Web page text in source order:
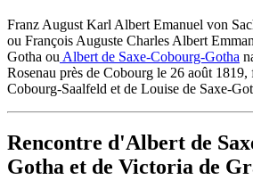
Franz August Karl Albert Emanuel von
ou François Auguste Charles Albert
Gotha ouAlbert de Saxe-Cobourg-Gotha
Rosenau près de Cobourg le 26 août
Cobourg-Saalfeld et de Louise de Saxe-
Rencontre d'Albert de
Gotha et de Victoria de